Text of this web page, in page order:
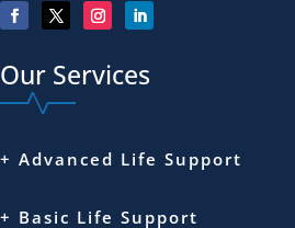
Our Services
+ Advanced Life Support
+ Basic Life Support